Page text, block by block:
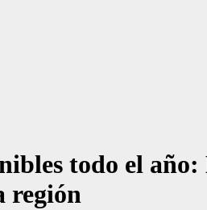
todo el año:
región